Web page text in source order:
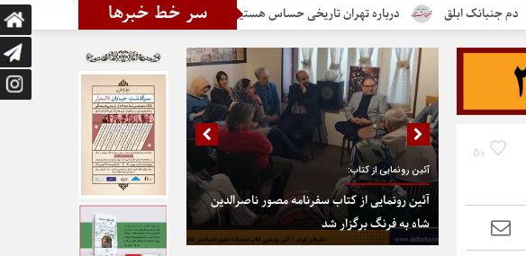
سر خط خبرها درباره تهران تاریخی حساس هستیم تندیس مولانا در میدان خیام در پایتخت گزینیِ
50
آئین رونمایی از کتاب:
آئین رونمایی از کتاب سفرنامه مصور ناصرالدین
شاه به فرنگ برگزار شد